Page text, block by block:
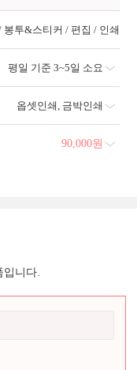
봉투&스티커 / 편집 / 인쇄
평일 기준 3~5일 소요
옵셋인쇄 금박인쇄
90,000원
입니다.